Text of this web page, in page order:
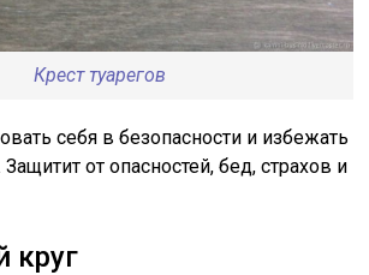
Крест туарегов
себя в безопасности и избежать
от опасностей, бед, страхов и
круг